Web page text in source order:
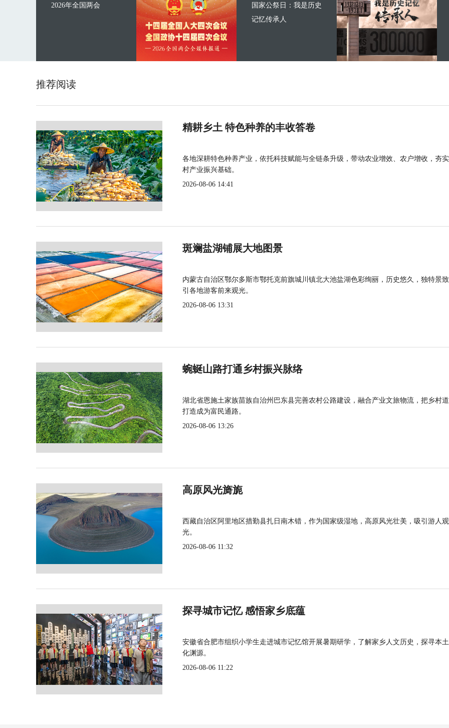
2026年全国两会
国家公祭日：我是历史
记忆传承人
推荐阅读
精耕乡土 特色种养的丰收答卷
各地深耕特色种养产业，依托科技赋能与全链条升级，带动农业增效、农户增收，夯
村产业振兴基础。
2026-08-06 14:41
斑斓盐湖铺展大地图景
内蒙古自治区鄂尔多斯市鄂托克前旗城川镇北大池盐湖色彩绚丽，历史悠久，独特景
引各地游客前来观光。
2026-08-06 13:31
蜿蜒山路打通乡村振兴脉络
湖北省恩施土家族苗族自治州巴东县完善农村公路建设，融合产业文旅物流，把乡村
打造成为富民通路。
2026-08-06 13:26
高原风光旖旎
西藏自治区阿里地区措勤县扎日南木错，作为国家级湿地，高原风光壮美，吸引游人观
光。
2026-08-06 11:32
探寻城市记忆 感悟家乡底蕴
安徽省合肥市组织小学生走进城市记忆馆开展暑期研学，了解家乡人文历史，探寻本
化渊源。
2026-08-06 11:22